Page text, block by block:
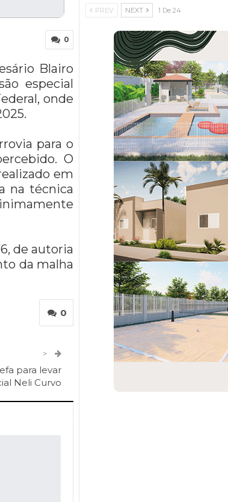
0
Blairo
especial
onde
para o
O
em
na técnica
de autoria
da malha
0
>
para levar
Neli Curvo
PREV NEXT 1 De 24